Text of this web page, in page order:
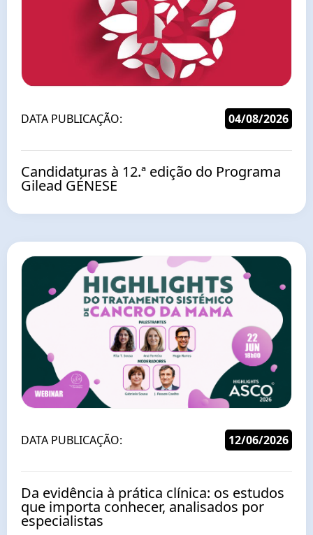
DATA PUBLICAÇÃO: 04/08/2026
Candidaturas à 12.ª edição do Programa
Gilead GÉNESE
DATA PUBLICAÇÃO: 12/06/2026
Da evidência à prática clínica: os estudos
que importa conhecer, analisados por
especialistas